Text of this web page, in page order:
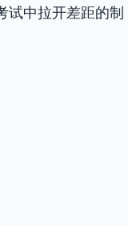
试中拉开差距的制